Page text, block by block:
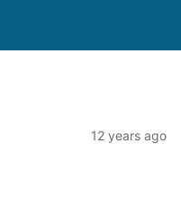
12 years ago